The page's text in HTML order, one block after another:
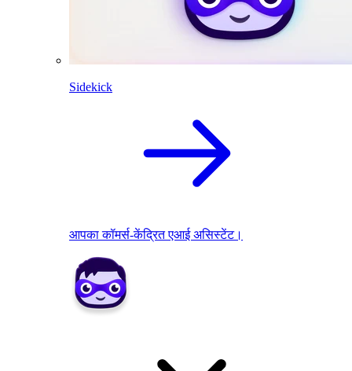
Sidekick
आपका कॉमर्स-केंद्रित एआई असिस्टेंट।